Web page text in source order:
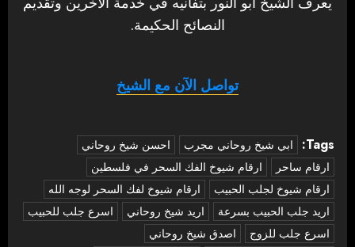
النصائح الحكيمة.
تواصل الآن مع الشيخ
Tags: ‏ابي شيخ روحاني مجرب
احسن شيخ روحاني
ارقام ساحر
ارقام شيوخ الفك السحر في فلسطين
ارقام شيوخ لجلب الحبيب
ارقام شيوخ لفك السحر لوجه الله
اريد جلب الحبيب بسرعة
اريد شيخ روحاني
اسرع جلب للحبيب
اسرع جلب للزوج
اصدق شيخ روحاني